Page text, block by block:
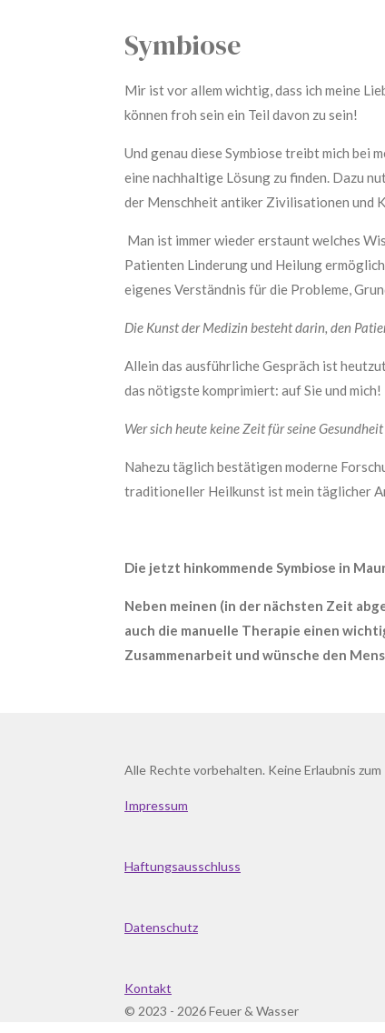
Symbiose
Mir ist vor allem wichtig, dass ich meine
können froh sein ein Teil davon zu sein!
Und genau diese Symbiose treibt mich bei
eine nachhaltige Lösung zu finden. Dazu
der Menschheit antiker Zivilisationen und
Man ist immer wieder erstaunt welches
Patienten Linderung und Heilung
eigenes Verständnis für die Probleme,
Die Kunst der Medizin besteht darin, den
Allein das ausführliche Gespräch ist
das nötigste komprimiert: auf Sie und mich!
Wer sich heute keine Zeit für seine
Nahezu täglich bestätigen moderne
traditioneller Heilkunst ist mein täglicher
Die jetzt hinkommende Symbiose in
Neben meinen (in der nächsten Zeit
auch die manuelle Therapie einen
Zusammenarbeit und wünsche den
Alle Rechte vorbehalten. Keine Erlaubnis
Impressum
Haftungsausschluss
Datenschutz
Kontakt
© 2023 - 2026 Feuer & Wasser